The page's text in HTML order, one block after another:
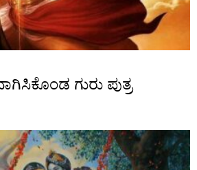
ಗುರು ಪುತ್ರ